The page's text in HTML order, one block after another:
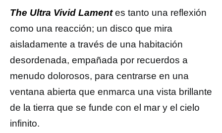
The Ultra Vivid Lamentes tanto una reflexión
como una reacción; un disco que mira
aisladamente a través de una habitación
desordenada, empañada por recuerdos a
menudo dolorosos, para centrarse en una
ventana abierta que enmarca una vista brillante
de la tierra que se funde con el mar y el cielo
infinito.